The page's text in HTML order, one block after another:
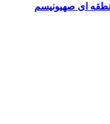
ای صهیونیسم